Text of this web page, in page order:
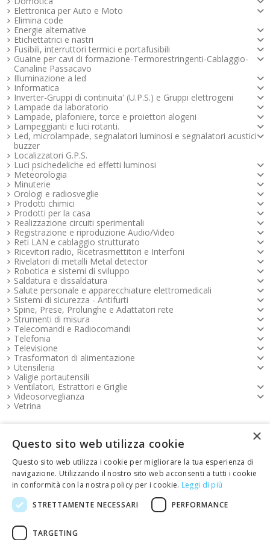
Elettronica per Auto e Moto
Elimina code
Energie alternative
Etichettatrici e nastri
Fusibili, interruttori termici e portafusibili
Guaine per cavi di formazione-Termorestringenti-Cablaggio-
Canaline Passacavo
Illuminazione a led
Informatica
Inverter-Gruppi di continuita' (U.P.S.) e Gruppi elettrogeni
Lampade da laboratorio
Lampade, plafoniere, torce e proiettori alogeni
Lampeggianti e luci rotanti.
Led, microlampade, segnalatori luminosi e segnalatori acustici -
buzzer
Localizzatori G.P.S.
Luci psichedeliche ed effetti luminosi
Meteorologia
Minuterie
Orologi e radiosveglie
Prodotti chimici
Prodotti per la casa
Realizzazione circuiti sperimentali
Registrazione e riproduzione Audio/Video
Reti LAN e cablaggio strutturato
Ricevitori radio, Ricetrasmettitori e Interfoni
Rivelatori di metalli Metal detector
Robotica e sistemi di sviluppo
Saldatura e dissaldatura
Salute personale e apparecchiature elettromedicali
Sistemi di sicurezza - Antifurti
Spine, Prese, Prolunghe e Adattatori rete
Strumenti di misura
Telecomandi e Radiocomandi
Telefonia
Televisione
Trasformatori di alimentazione
Utensileria
Valigie portautensili
Ventilatori, Estrattori e Griglie
Videosorveglianza
Vetrina
Pagamenti FOOTER
Copyright e contatti FOOTER
link Emotion FOOTER
×
Questo sito web utilizza cookie
Questo sito web utilizza i cookie per migliorare la tua esperienza di
navigazione. Utilizzando il nostro sito web acconsenti a tutti i cookie
in conformità con la nostra policy per i cookie. Leggi di più
STRETTAMENTE NECESSARI
PERFORMANCE
TARGETING